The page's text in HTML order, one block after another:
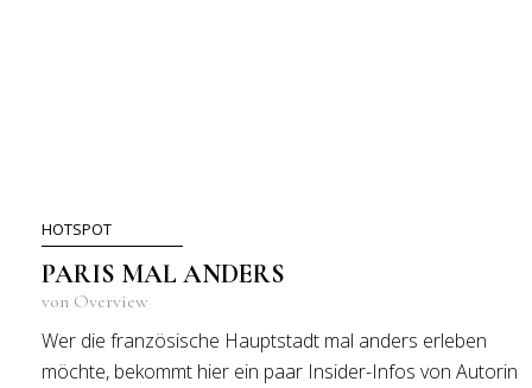
HOTSPOT
PARIS MAL ANDERS
von Overview
Wer die französische Hauptstadt mal anders erleben
möchte, bekommt hier ein paar Insider-Infos von Autorin